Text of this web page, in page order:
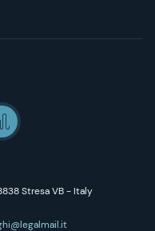
Stresa VB - Italy